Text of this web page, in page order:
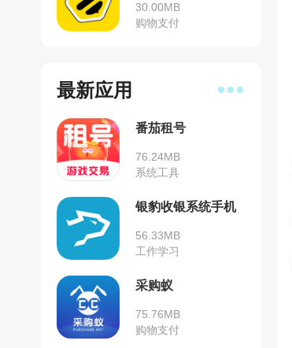
30.00MB
购物支付
最新应用
番茄租号
76.24MB
系统工具
银豹收银系统手机
56.33MB
工作学习
采购蚁
75.76MB
购物支付